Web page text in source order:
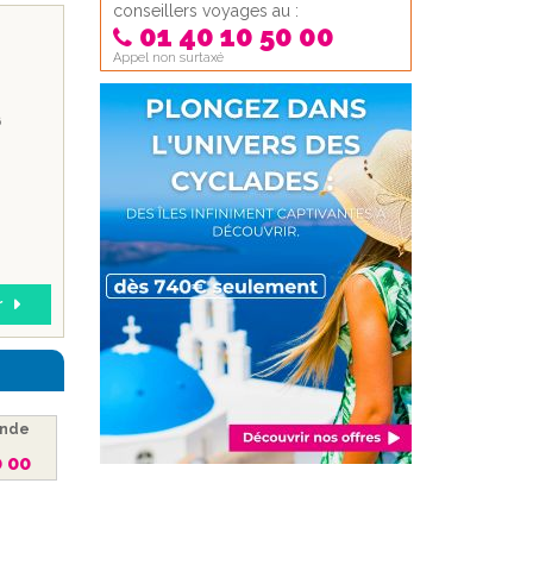
00
conseillers voyages au :
01 40 10 50 00
Appel non surtaxé